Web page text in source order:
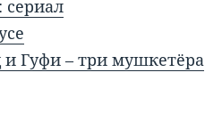
сериал
Гуфи – три мушкетёра